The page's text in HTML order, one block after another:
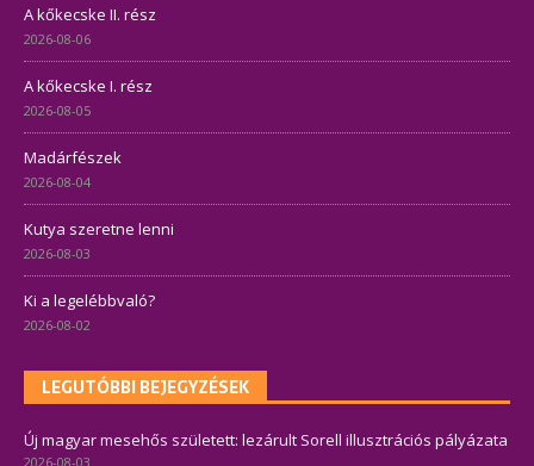
A kőkecske II. rész
2026-08-06
A kőkecske I. rész
2026-08-05
Madárfészek
2026-08-04
Kutya szeretne lenni
2026-08-03
Ki a legelébbvaló?
2026-08-02
LEGUTÓBBI BEJEGYZÉSEK
Új magyar mesehős született: lezárult Sorell illusztrációs pályázata
2026-08-03